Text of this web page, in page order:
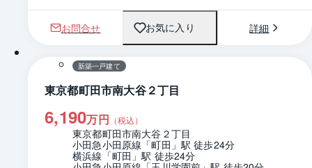
お問合せ お気に入り 詳細
1 / 0 間取り
新築一戸建て
東京都町田市南大谷２丁目
6,190万円 （税込）
東京都町田市南大谷２丁目
小田急小田原線「町田」駅 徒歩24分
横浜線「町田」駅 徒歩24分